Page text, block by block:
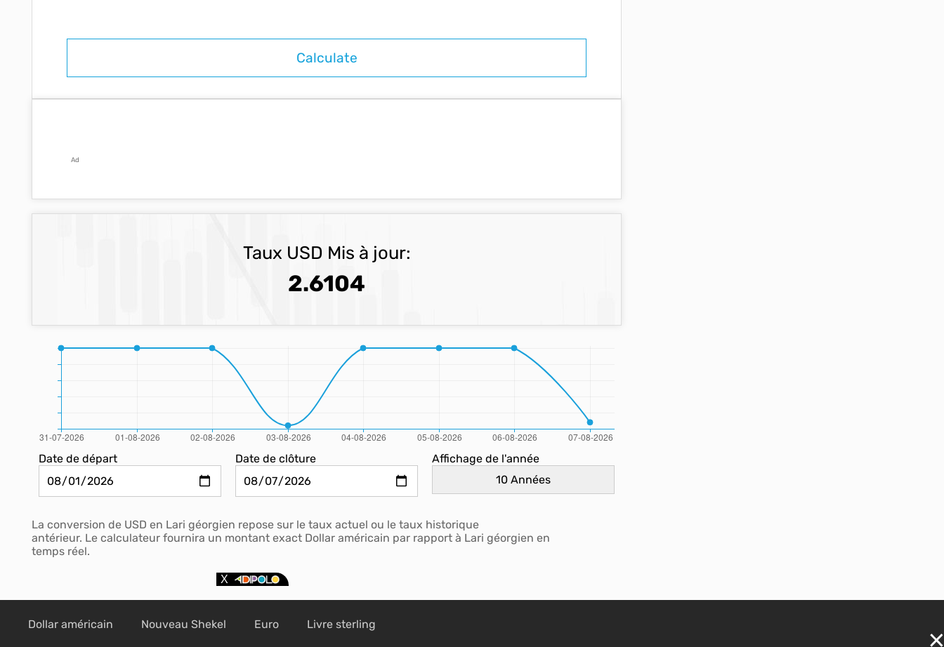
Ad
Taux USD Mis à jour:
2.6104
Date de départ Date de clôture Affichage de l'année
La conversion de USD en Lari géorgien repose sur le taux actuel ou le taux historique
antérieur. Le calculateur fournira un montant exact Dollar américain par rapport à Lari géorgien en
temps réel.
Dollar américain Nouveau Shekel Euro Livre sterling